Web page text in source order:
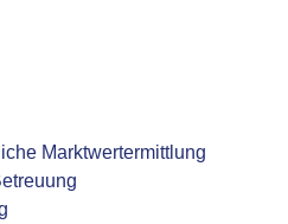
Marktwertermittlung